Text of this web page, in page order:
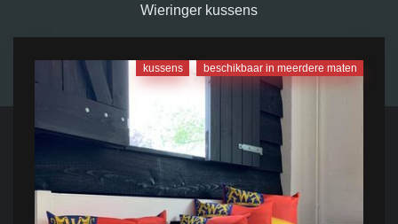
Wieringer kussens
kussens beschikbaar in meerdere maten